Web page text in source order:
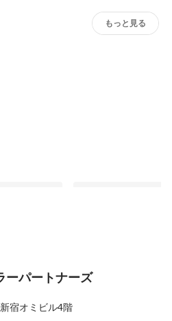
もっと見る
進化するた
【新入社員歓迎会】7
ーパートナーズ
新宿オミビル4階